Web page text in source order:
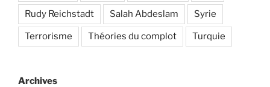
Rudy Reichstadt Salah Abdeslam Syrie
Terrorisme Théories du complot Turquie
Archives